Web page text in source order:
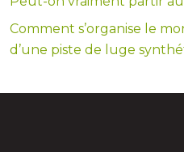
Comment s’organise le
d’une piste de luge